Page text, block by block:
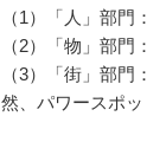
（1）「人」部門
（2）「物」部門
（3）「街」部
然、パワースポ